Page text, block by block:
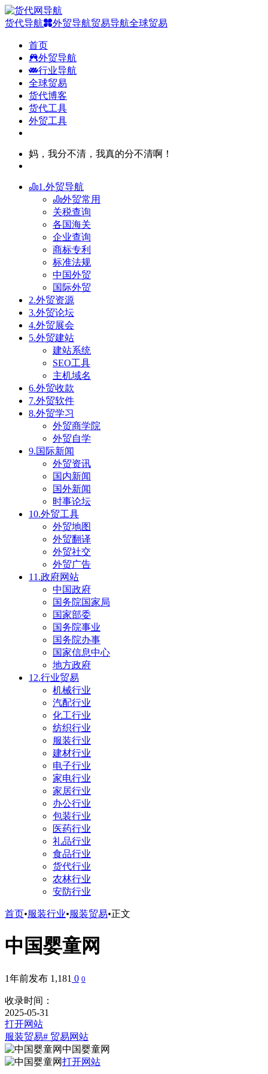
货代导航 外贸导航贸易导航全球贸易
首页
外贸导航
行业导航
全球贸易
货代博客
货代工具
外贸工具
妈，我分不清，我真的分不清啊！
1.外贸导航
外贸常用
关税查询
各国海关
企业查询
商标专利
标准法规
中国外贸
国际外贸
2.外贸资源
3.外贸论坛
4.外贸展会
5.外贸建站
建站系统
SEO工具
主机域名
6.外贸收款
7.外贸软件
8.外贸学习
外贸商学院
外贸自学
9.国际新闻
外贸资讯
国内新闻
国外新闻
时事论坛
10.外贸工具
外贸地图
外贸翻译
外贸社交
外贸广告
11.政府网站
中国政府
国务院国家局
国家部委
国务院事业
国务院办事
国家信息中心
地方政府
12.行业贸易
机械行业
汽配行业
化工行业
纺织行业
服装行业
建材行业
电子行业
家电行业
家居行业
办公行业
包装行业
医药行业
礼品行业
食品行业
货代行业
农林行业
安防行业
首页•服装行业•服装贸易•正文
中国婴童网
1年前发布 1,181 0 0
收录时间：
2025-05-31
打开网站
服装贸易# 贸易网站
中国婴童网
打开网站